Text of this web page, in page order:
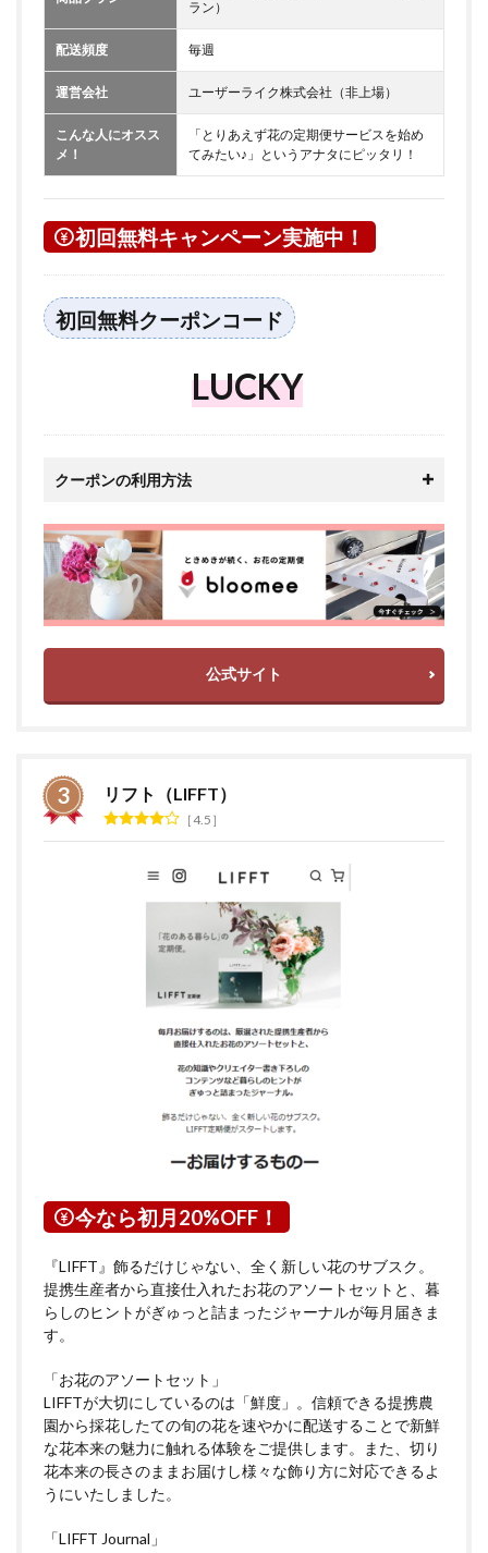
ラン）
配送頻度 毎週
運営会社 ユーザーライク株式会社（非上場）
こんな人にオスス
メ！
「とりあえず花の定期便サービスを始め
てみたい♪」というアナタにピッタリ！
初回無料キャンペーン実施中！
初回無料クーポンコード
LUCKY
クーポンの利用方法
公式サイト
リフト（LIFFT）
4.5
今なら初月20%OFF！
『LIFFT』飾るだけじゃない、全く新しい花のサブスク。
提携生産者から直接仕入れたお花のアソートセットと、暮
らしのヒントがぎゅっと詰まったジャーナルが毎月届きま
す。
「お花のアソートセット」
LIFFTが大切にしているのは「鮮度」。信頼できる提携農
園から採花したての旬の花を速やかに配送することで新鮮
な花本来の魅力に触れる体験をご提供します。また、切り
花本来の長さのままお届けし様々な飾り方に対応できるよ
うにいたしました。
「LIFFT Journal」